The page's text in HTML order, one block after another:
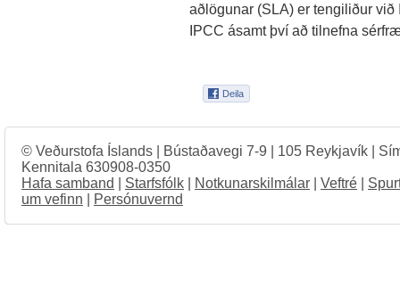
aðlögunar (SLA) er tengiliður
IPCC ásamt því að tilnefna
© Veðurstofa Íslands | Bústaðavegi 7-9 | 105 Reykjavík |
Kennitala 630908-0350
Hafa samband
Starfsfólk Notkunarskilmálar Veftré
um vefinn
Persónuvernd